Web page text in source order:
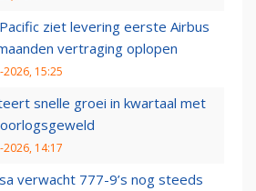
ziet levering eerste Airbus
vertraging oplopen
2026, 15:25
snelle groei in kwartaal met
2026, 14:17
verwacht 777-9’s nog steeds